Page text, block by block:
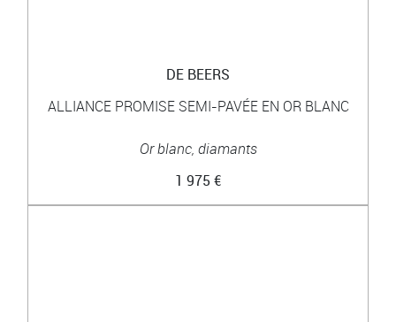
DE BEERS
ALLIANCE PROMISE SEMI-PAVÉE EN OR BLANC
Or blanc, diamants
1 975 €